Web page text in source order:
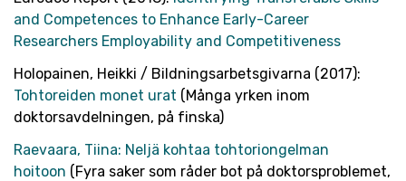
and Competences to Enhance Early-Career
Researchers Employability and Competitiveness
Holopainen, Heikki / Bildningsarbetsgivarna (2017):
Tohtoreiden monet urat (Många yrken inom
doktorsavdelningen, på finska)
Raevaara, Tiina: Neljä kohtaa tohtoriongelman
hoitoon (Fyra saker som råder bot på doktorsproblemet,